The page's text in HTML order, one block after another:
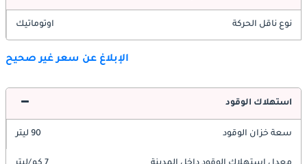
نوع ناقل الحركة اوتوماتيك
الإبلاغ عن سعر غير صحيح
استهلاك الوقود
سعة خزان الوقود 90 ليتر